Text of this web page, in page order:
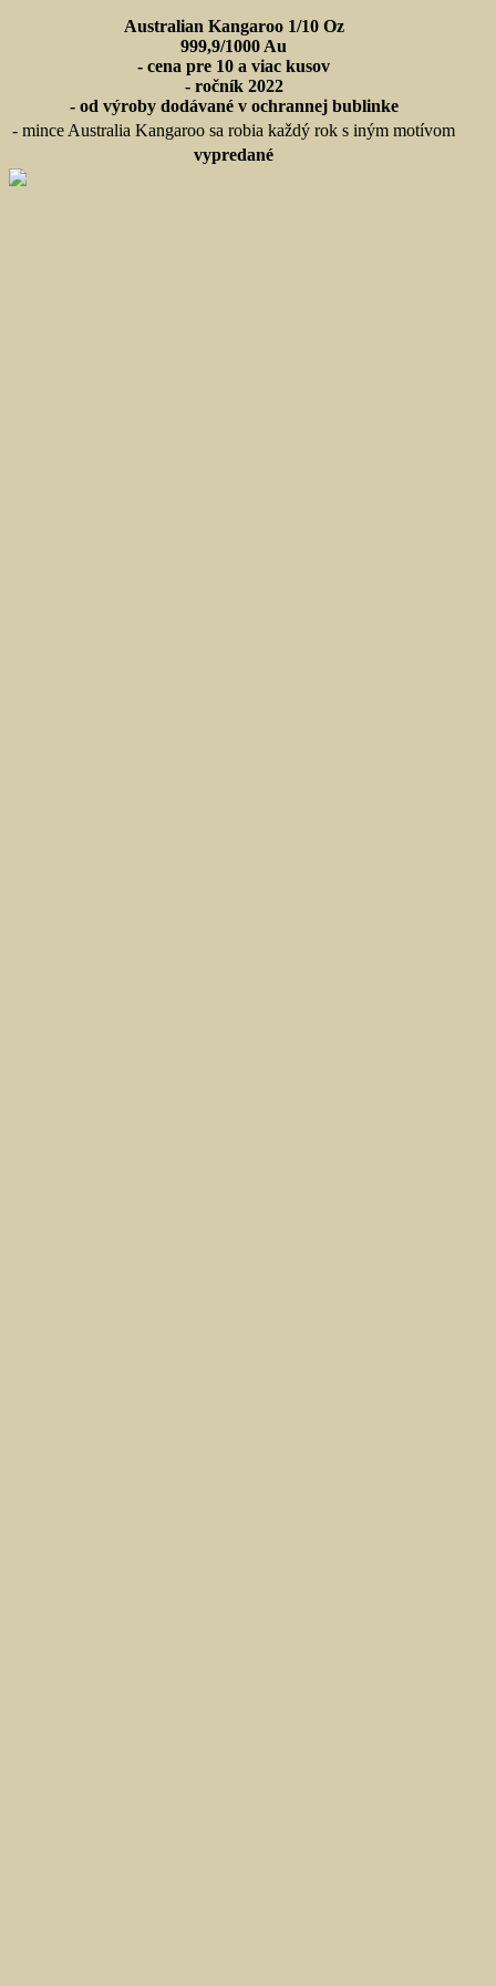
Australian Kangaroo 1/10 Oz
999,9/1000 Au
- cena pre 10 a viac kusov
- ročník 2022
- od výroby dodávané v ochrannej bublinke
- mince Australia Kangaroo sa robia každý rok s iným motívom
vypredané